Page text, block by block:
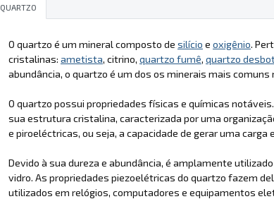
QUARTZO
O quartzo é um mineral composto de silício e oxigênio.
cristalinas: ametista, citrino, quartzo fumê, quartzo
abundância, o quartzo é um dos os minerais mais comuns
O quartzo possui propriedades físicas e químicas
sua estrutura cristalina, caracterizada por uma
e piroeléctricas, ou seja, a capacidade de gerar uma
Devido à sua dureza e abundância, é amplamente
vidro. As propriedades piezoelétricas do quartzo fazem
utilizados em relógios, computadores e equipamentos